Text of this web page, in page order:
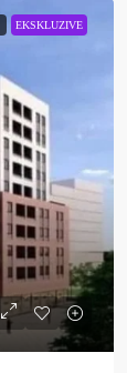
EKSKLUZIVE